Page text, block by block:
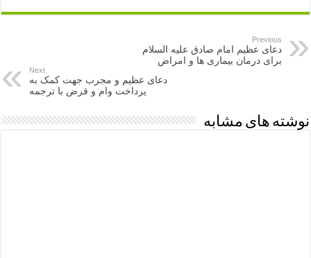
Previous
دعای عظیم امام صادق علیه السلام
برای درمان بیماری ها و امراض
Next
دعای عظیم و مجرب جهت کمک به
پرداخت وام و قرض با ترجمه
نوشته های مشابه